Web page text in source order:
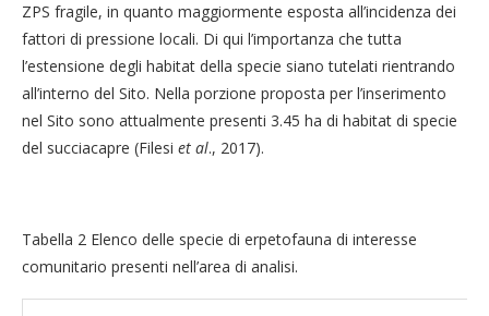
ZPS fragile, in quanto maggiormente esposta all’incidenza dei
fattori di pressione locali. Di qui l’importanza che tutta
l’estensione degli habitat della specie siano tutelati rientrando
all’interno del Sito. Nella porzione proposta per l’inserimento
nel Sito sono attualmente presenti 3.45 ha di habitat di specie
del succiacapre (Filesi et al., 2017).
Tabella 2 Elenco delle specie di erpetofauna di interesse
comunitario presenti nell’area di analisi.